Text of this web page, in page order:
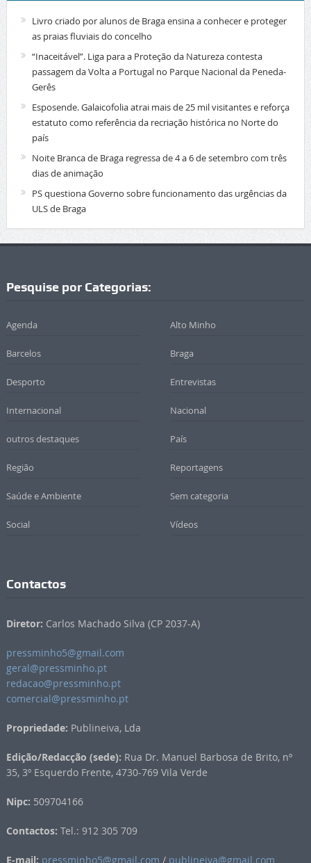
Livro criado por alunos de Braga ensina a conhecer e proteger
as praias fluviais do concelho
“Inaceitável”. Liga para a Proteção da Natureza contesta
passagem da Volta a Portugal no Parque Nacional da Peneda-
Gerês
Esposende. Galaicofolia atrai mais de 25 mil visitantes e reforça
estatuto como referência da recriação histórica no Norte do
país
Noite Branca de Braga regressa de 4 a 6 de setembro com três
dias de animação
PS questiona Governo sobre funcionamento das urgências da
ULS de Braga
Pesquise por Categorias:
Agenda Alto Minho
Barcelos Braga
Desporto Entrevistas
Internacional Nacional
outros destaques País
Região Reportagens
Saúde e Ambiente Sem categoria
Social Vídeos
Contactos
Diretor: Carlos Machado Silva (CP 2037-A)
pressminho5@gmail.com
geral@pressminho.pt
redacao@pressminho.pt
comercial@pressminho.pt
Propriedade: Publineiva, Lda
Edição/Redacção (sede): Rua Dr. Manuel Barbosa de Brito, nº
35, 3º Esquerdo Frente, 4730-769 Vila Verde
Nipc: 509704166
Contactos: Tel.: 912 305 709
E-mail: pressminho5@gmail.com / publineiva@gmail.com